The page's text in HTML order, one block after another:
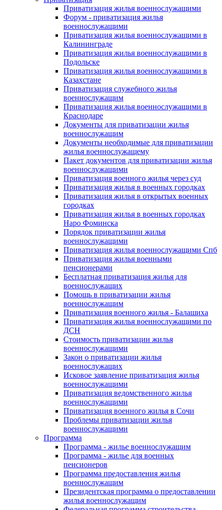
Приватизация жилья военнослужащими
Форум - приватизация жилья
военнослужащими
Приватизация жилья военнослужащими в
Калининграде
Приватизация жилья военнослужащими в
Подольске
Приватизация жилья военнослужащими в
Казахстане
Приватизация служебного жилья
военнослужащим
Приватизация жилья военнослужащими в
Краснодаре
Документы для приватизации жилья
военнослужащим
Документы необходимые для приватизации
жилья военнослужащему
Пакет документов для приватизации жилья
военнослужащими
Приватизация военного жилья через суд
Приватизация жилья в военных городках
Приватизация жилья в открытых военных
городках
Приватизация жилья в военных городках
Наро Фоминска
Порядок приватизации жилья
военнослужащими
Приватизация жилья военнослужащими Спб
Приватизация жилья военными
пенсионерами
Бесплатная приватизация жилья для
военнослужащих
Помощь в приватизации жилья
военнослужащим
Приватизация военного жилья - Балашиха
Приватизация жилья военнослужащими по
ДСН
Стоимость приватизации жилья
военнослужащими
Закон о приватизации жилья
военнослужащих
Исковое заявление приватизация жилья
военнослужащими
Приватизация ведомственного жилья
военнослужащими
Приватизация военного жилья в Сочи
Проблемы приватизации жилья
военнослужащими
Программа
Программа - жилье военнослужащим
Программа - жилье для военных
пенсионеров
Программа предоставления жилья
военнослужащим
Президентская программа о предоставлении
жилья военнослужащим